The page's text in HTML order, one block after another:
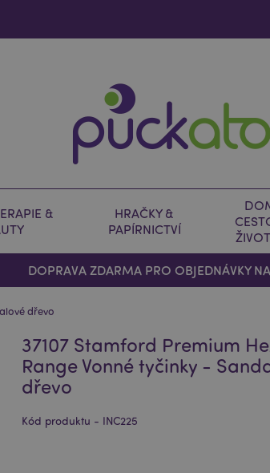
&
HRAČKY &
PAPÍRNICTVÍ
DOPRAVA ZDARMA PRO OBJEDNÁVKY
dřevo
37107 Stamford Premium
Range Vonné tyčinky -
dřevo
Kód produktu - INC225